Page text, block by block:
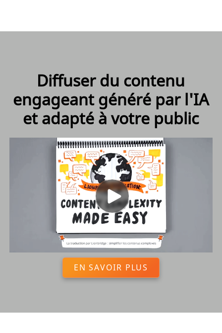
Diffuser du contenu
engageant généré par l'IA
et adapté à votre public
EN SAVOIR PLUS